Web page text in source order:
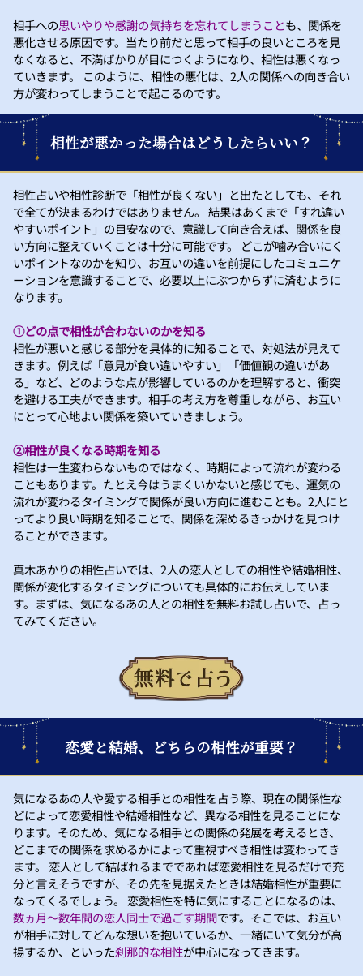
相手への思いやりや感謝の気持ちを忘れてしまうことも、関係を
悪化させる原因です。当たり前だと思って相手の良いところを見
なくなると、不満ばかりが目につくようになり、相性は悪くなっ
ていきます。 このように、相性の悪化は、2人の関係への向き合い
方が変わってしまうことで起こるのです。
相性が悪かった場合はどうしたらいい？
相性占いや相性診断で「相性が良くない」と出たとしても、それ
で全てが決まるわけではありません。 結果はあくまで「すれ違い
やすいポイント」の目安なので、意識して向き合えば、関係を良
い方向に整えていくことは十分に可能です。 どこが噛み合いにく
いポイントなのかを知り、お互いの違いを前提にしたコミュニケ
ーションを意識することで、必要以上にぶつからずに済むように
なります。
①どの点で相性が合わないのかを知る
相性が悪いと感じる部分を具体的に知ることで、対処法が見えて
きます。例えば「意見が食い違いやすい」「価値観の違いがあ
る」など、どのような点が影響しているのかを理解すると、衝突
を避ける工夫ができます。相手の考え方を尊重しながら、お互い
にとって心地よい関係を築いていきましょう。
②相性が良くなる時期を知る
相性は一生変わらないものではなく、時期によって流れが変わる
こともあります。たとえ今はうまくいかないと感じても、運気の
流れが変わるタイミングで関係が良い方向に進むことも。2人にと
ってより良い時期を知ることで、関係を深めるきっかけを見つけ
ることができます。
真木あかりの相性占いでは、2人の恋人としての相性や結婚相性、
関係が変化するタイミングについても具体的にお伝えしていま
す。まずは、気になるあの人との相性を無料お試し占いで、占っ
てみてください。
恋愛と結婚、どちらの相性が重要？
気になるあの人や愛する相手との相性を占う際、現在の関係性な
どによって恋愛相性や結婚相性など、異なる相性を見ることにな
ります。そのため、気になる相手との関係の発展を考えるとき、
どこまでの関係を求めるかによって重視すべき相性は変わってき
ます。 恋人として結ばれるまでであれば恋愛相性を見るだけで充
分と言えそうですが、その先を見据えたときは結婚相性が重要に
なってくるでしょう。 恋愛相性を特に気にすることになるのは、
数ヵ月～数年間の恋人同士で過ごす期間です。そこでは、お互い
が相手に対してどんな想いを抱いているか、一緒にいて気分が高
揚するか、といった刹那的な相性が中心になってきます。